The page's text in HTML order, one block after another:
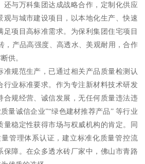
还与万科集团达成战略合作，定制化供应
观与城市建设项目，以本地化生产、快速
足项目高标准需求。为保利集团住宅项目
，产品高强度、高透水、美观耐用，合作
供。
准规范生产，已通过相关产品质量检测认
行业标准要求。作为专注新材料技术研发
合规经营、诚信发展，无任何质量违法违
量诚信企业”“绿色建材推荐产品” 等行业
量稳定性获得市场与权威机构的肯定。同
量管理体系认证，建立标准化质量管控流
保障。在众多透水砖厂家中，佛山市青路